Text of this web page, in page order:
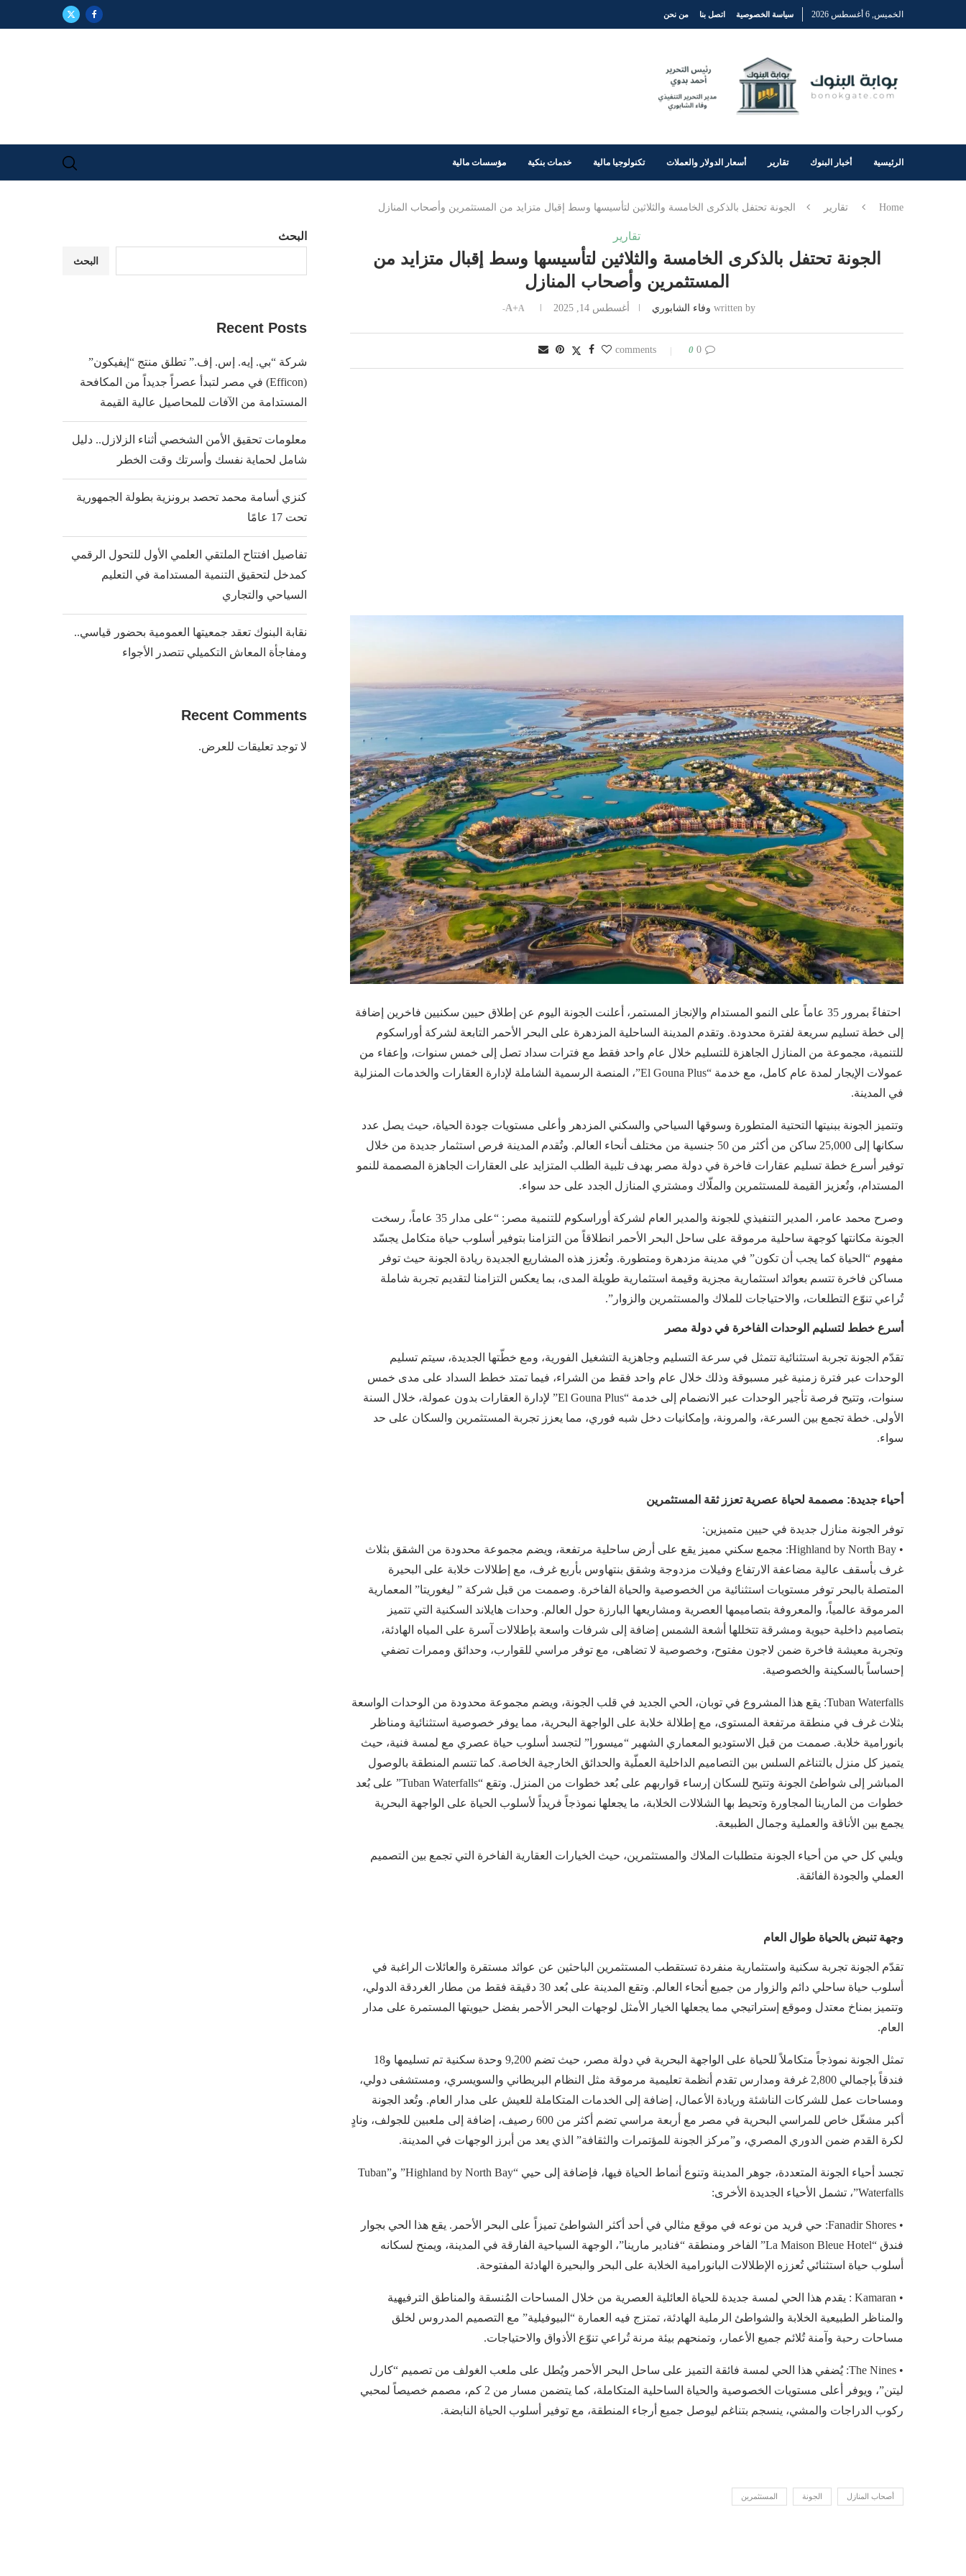
الخميس, 6 أغسطس 2026 سياسة الخصوصية اتصل بنا من نحن
الرئيسية أخبار البنوك تقارير أسعار الدولار والعملات تكنولوجيا مالية خدمات بنكية مؤسسات مالية
Home تقارير الجونة تحتفل بالذكرى الخامسة والثلاثين لتأسيسها وسط إقبال متزايد من المستثمرين وأصحاب المنازل
تقارير
الجونة تحتفل بالذكرى الخامسة والثلاثين لتأسيسها وسط إقبال متزايد من
المستثمرين وأصحاب المنازل
written by وفاء الشابوري أغسطس 14, 2025 A+A-
0 comments
0
احتفاءً بمرور 35 عاماً على النمو المستدام والإنجاز المستمر، أعلنت الجونة اليوم عن إطلاق حيين سكنيين فاخرين إضافة
إلى خطة تسليم سريعة لفترة محدودة. وتقدم المدينة الساحلية المزدهرة على البحر الأحمر التابعة لشركة أوراسكوم
للتنمية، مجموعة من المنازل الجاهزة للتسليم خلال عام واحد فقط مع فترات سداد تصل إلى خمس سنوات، وإعفاء من
عمولات الإيجار لمدة عام كامل، مع خدمة “El Gouna Plus”، المنصة الرسمية الشاملة لإدارة العقارات والخدمات المنزلية
في المدينة.
وتتميز الجونة ببنيتها التحتية المتطورة وسوقها السياحي والسكني المزدهر وأعلى مستويات جودة الحياة، حيث يصل عدد
سكانها إلى 25,000 ساكن من أكثر من 50 جنسية من مختلف أنحاء العالم. وتُقدم المدينة فرص استثمار جديدة من خلال
توفير أسرع خطة تسليم عقارات فاخرة في دولة مصر بهدف تلبية الطلب المتزايد على العقارات الجاهزة المصممة للنمو
المستدام، وتُعزيز القيمة للمستثمرين والملّاك ومشتري المنازل الجدد على حد سواء.
وصرح محمد عامر، المدير التنفيذي للجونة والمدير العام لشركة أوراسكوم للتنمية مصر: “على مدار 35 عاماً، رسخت
الجونة مكانتها كوجهة ساحلية مرموقة على ساحل البحر الأحمر انطلاقاً من التزامنا بتوفير أسلوب حياة متكامل يجسّد
مفهوم “الحياة كما يجب أن تكون” في مدينة مزدهرة ومتطورة. وتُعزز هذه المشاريع الجديدة ريادة الجونة حيث توفر
مساكن فاخرة تتسم بعوائد استثمارية مجزية وقيمة استثمارية طويلة المدى، بما يعكس التزامنا لتقديم تجربة شاملة
تُراعي تنوّع التطلعات، والاحتياجات للملاك والمستثمرين والزوار”.
أسرع خطط لتسليم الوحدات الفاخرة في دولة مصر
تقدّم الجونة تجربة استثنائية تتمثل في سرعة التسليم وجاهزية التشغيل الفورية، ومع خطّتها الجديدة، سيتم تسليم
الوحدات عبر فترة زمنية غير مسبوقة وذلك خلال عام واحد فقط من الشراء، فيما تمتد خطط السداد على مدى خمس
سنوات، وتتيح فرصة تأجير الوحدات عبر الانضمام إلى خدمة “El Gouna Plus” لإدارة العقارات بدون عمولة، خلال السنة
الأولى. خطة تجمع بين السرعة، والمرونة، وإمكانيات دخل شبه فوري، مما يعزز تجربة المستثمرين والسكان على حد
سواء.
أحياء جديدة: مصممة لحياة عصرية تعزز ثقة المستثمرين
توفر الجونة منازل جديدة في حيين متميزين:
• Highland by North Bay: مجمع سكني مميز يقع على أرض ساحلية مرتفعة، ويضم مجموعة محدودة من الشقق بثلاث
غرف بأسقف عالية مضاعفة الارتفاع وفيلات مزدوجة وشقق بنتهاوس بأربع غرف، مع إطلالات خلابة على البحيرة
المتصلة بالبحر توفر مستويات استثنائية من الخصوصية والحياة الفاخرة. وصممت من قبل شركة ” ليغوريتا” المعمارية
المرموقة عالمياً، والمعروفة بتصاميمها العصرية ومشاريعها البارزة حول العالم. وحدات هايلاند السكنية التي تتميز
بتصاميم داخلية حيوية ومشرقة تتخللها أشعة الشمس إضافة إلى شرفات واسعة بإطلالات آسرة على المياه الهادئة،
وتجربة معيشة فاخرة ضمن لاجون مفتوح، وخصوصية لا تضاهى، مع توفر مراسي للقوارب، وحدائق وممرات تضفي
إحساساً بالسكينة والخصوصية.
Tuban Waterfalls: يقع هذا المشروع في توبان، الحي الجديد في قلب الجونة، ويضم مجموعة محدودة من الوحدات الواسعة
بثلاث غرف في منطقة مرتفعة المستوى، مع إطلالة خلابة على الواجهة البحرية، مما يوفر خصوصية استثنائية ومناظر
بانورامية خلابة. صممت من قبل الاستوديو المعماري الشهير “ميسورا” لتجسد أسلوب حياة عصري مع لمسة فنية، حيث
يتميز كل منزل بالتناغم السلس بين التصاميم الداخلية العملّية والحدائق الخارجية الخاصة. كما تتسم المنطقة بالوصول
المباشر إلى شواطئ الجونة وتتيح للسكان إرساء قواربهم على بُعد خطوات من المنزل. وتقع “Tuban Waterfalls” على بُعد
خطوات من المارينا المجاورة وتحيط بها الشلالات الخلابة، ما يجعلها نموذجاً فريداً لأسلوب الحياة على الواجهة البحرية
يجمع بين الأناقة والعملية وجمال الطبيعة.
ويلبي كل حي من أحياء الجونة متطلبات الملاك والمستثمرين، حيث الخيارات العقارية الفاخرة التي تجمع بين التصميم
العملي والجودة الفائقة.
وجهة تنبض بالحياة طوال العام
تقدّم الجونة تجربة سكنية واستثمارية منفردة تستقطب المستثمرين الباحثين عن عوائد مستقرة والعائلات الراغبة في
أسلوب حياة ساحلي دائم والزوار من جميع أنحاء العالم. وتقع المدينة على بُعد 30 دقيقة فقط من مطار الغردقة الدولي،
وتتميز بمناخ معتدل وموقع إستراتيجي مما يجعلها الخيار الأمثل لوجهات البحر الأحمر بفضل حيويتها المستمرة على مدار
العام.
تمثل الجونة نموذجاً متكاملاً للحياة على الواجهة البحرية في دولة مصر، حيث تضم 9,200 وحدة سكنية تم تسليمها و18
فندقاً بإجمالي 2,800 غرفة ومدارس تقدم أنظمة تعليمية مرموقة مثل النظام البريطاني والسويسري، ومستشفى دولي،
ومساحات عمل للشركات الناشئة وريادة الأعمال، إضافة إلى الخدمات المتكاملة للعيش على مدار العام. وتُعد الجونة
أكبر مشغّل خاص للمراسي البحرية في مصر مع أربعة مراسي تضم أكثر من 600 رصيف، إضافة إلى ملعبين للجولف، ونادٍ
لكرة القدم ضمن الدوري المصري، و”مركز الجونة للمؤتمرات والثقافة” الذي يعد من أبرز الوجهات في المدينة.
تجسد أحياء الجونة المتعددة، جوهر المدينة وتنوع أنماط الحياة فيها، فإضافة إلى حيي “Highland by North Bay” و”Tuban
Waterfalls”، تشمل الأحياء الجديدة الأخرى:
• Fanadir Shores: حي فريد من نوعه في موقع مثالي في أحد أكثر الشواطئ تميزاً على البحر الأحمر. يقع هذا الحي بجوار
فندق “La Maison Bleue Hotel” الفاخر ومنطقة “فنادير مارينا”، الوجهة السياحية الفارقة في المدينة، ويمنح لسكانه
أسلوب حياة استثنائي تُعززه الإطلالات البانورامية الخلابة على البحر والبحيرة الهادئة المفتوحة.
• Kamaran : يقدم هذا الحي لمسة جديدة للحياة العائلية العصرية من خلال المساحات المُنسقة والمناطق الترفيهية
والمناظر الطبيعية الخلابة والشواطئ الرملية الهادئة، تمتزج فيه العمارة “البيوفيلية” مع التصميم المدروس لخلق
مساحات رحبة وآمنة تُلائم جميع الأعمار، وتمنحهم بيئة مرنة تُراعي تنوّع الأذواق والاحتياجات.
• The Nines: يُضفي هذا الحي لمسة فائقة التميز على ساحل البحر الأحمر ويُطل على ملعب الغولف من تصميم “كارل
ليتن”، ويوفر أعلى مستويات الخصوصية والحياة الساحلية المتكاملة، كما يتضمن مسار من 2 كم، مصمم خصيصاً لمحبي
ركوب الدراجات والمشي، ينسجم بتناغم ليوصل جميع أرجاء المنطقة، مع توفير أسلوب الحياة النابضة.
أصحاب المنازل الجونة المستثمرين
البحث
البحث
Recent Posts
شركة “بي. إيه. إس. إف.” تطلق منتج “إيفيكون”
(Efficon) في مصر لتبدأ عصراً جديداً من المكافحة
المستدامة من الآفات للمحاصيل عالية القيمة
معلومات تحقيق الأمن الشخصي أثناء الزلازل.. دليل
شامل لحماية نفسك وأسرتك وقت الخطر
كنزي أسامة محمد تحصد برونزية بطولة الجمهورية
تحت 17 عامًا
تفاصيل افتتاح الملتقي العلمي الأول للتحول الرقمي
كمدخل لتحقيق التنمية المستدامة في التعليم
السياحي والتجاري
نقابة البنوك تعقد جمعيتها العمومية بحضور قياسي..
ومفاجأة المعاش التكميلي تتصدر الأجواء
Recent Comments
لا توجد تعليقات للعرض.